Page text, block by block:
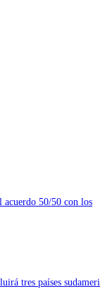
50/50 con los
tres países